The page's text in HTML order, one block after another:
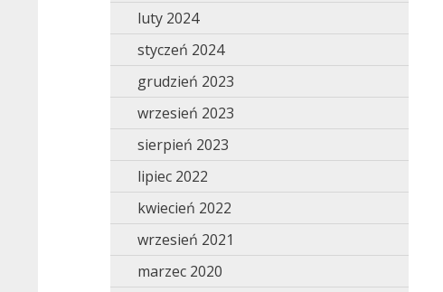
luty 2024
styczeń 2024
grudzień 2023
wrzesień 2023
sierpień 2023
lipiec 2022
kwiecień 2022
wrzesień 2021
marzec 2020